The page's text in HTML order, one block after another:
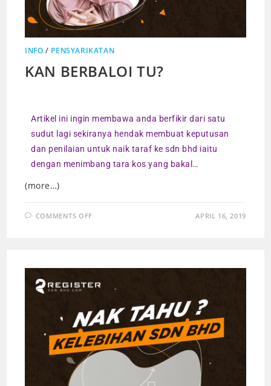
INFO / PENSYARIKATAN
KAN BERBALOI TU?
Artikel ini ingin membawa anda berfikir dari satu
sudut lagi sekiranya hendak membuat keputusan
dan penilaian untuk naik taraf ke sdn bhd iaitu
dengan menimbang tara kos yang bakal…
(more…)
COMMENTS OFF APRIL 16, 2019